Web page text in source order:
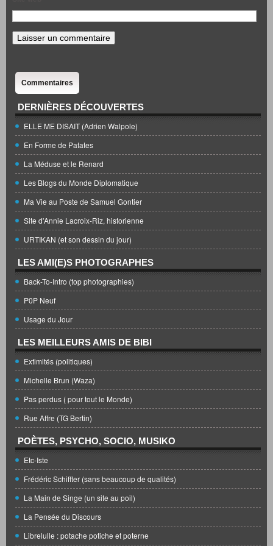
Commentaires
DERNIÈRES DÉCOUVERTES
ELLE ME DISAIT (Adrien Walpole)
En Forme de Patates
La Méduse et le Renard
Les Blogs du Monde Diplomatique
Ma Vie au Poste de Samuel Gontier
Site d'Annie Lacroix-Riz, historienne
URTIKAN (et son dessin du jour)
LES AMI(E)S PHOTOGRAPHES
Back-To-Intro (top photographies)
P0P Neuf
Usage du Jour
LES MEILLEURS AMIS DE BIBI
Extimités (politiques)
Michelle Brun (Waza)
Pas perdus ( pour tout le Monde)
Rue Affre (TG Bertin)
POÈTES, PSYCHO, SOCIO, MUSIKO
Etc-Iste
Frédéric Schiffter (sans beaucoup de qualités)
La Main de Singe (un site au poil)
La Pensée du Discours
Librelulle : potache potiche et poterne